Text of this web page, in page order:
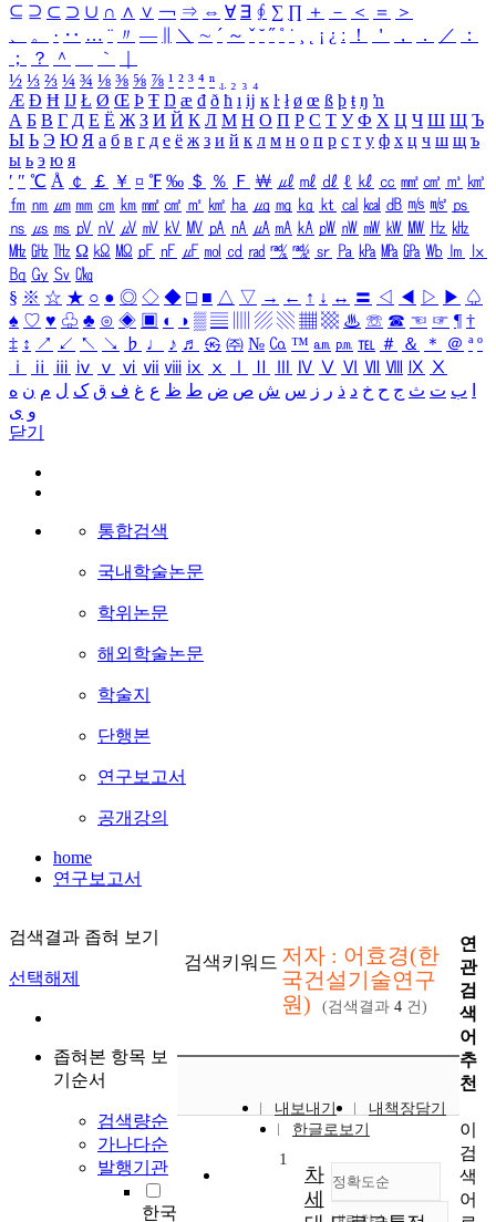
⊆ ⊇ ⊂ ⊃ ∪ ∩ ∧ ∨ ￢ ⇒ ⇔ ∀ ∃ ∮ ∑ ∏ ＋ － ＜ ＝
＞
、
。 · ‥ … ¨ 〃 ― ＼ ∼ ´ ～ ˇ ˘ ˝ ˚ ˙ ¸ ¡ ¿ ː ！ ＇ ， ． ／
：
；
？ ＾ ｀
½ ⅓ ⅔ ¼ ¾ ⅛ ⅜ ⅝ ⅞ ¹ ² ³ ⁴ ⁿ ₁ ₂ ₃ ₄
Æ Ð Ħ Ĳ Ł Ø Œ Þ Ŧ Ŋ æ đ ð ħ ı ĳ ĸ ŀ ł ø œ ß þ ŧ ŋ ŉ
А Б В Г Д Е Ё Ж З И Й К Л М Н О П Р С Т У Ф Х Ц Ч Ш Щ Ъ
Ы Ь Э Ю Я а б в г д е ё ж з и й к л м н о п р с т у ф х ц ч ш щ ъ
ы ь э ю я
′ ″ ℃ Å ￠ ￡ ￥ ¤ ℉ ‰ ＄ ％ Ｆ ￦ ㎕ ㎖ ㎗ ℓ ㎘ ㏄ ㎣ ㎤ ㎥ ㎦
㎙ ㎚ ㎛ ㎜ ㎝ ㎞ ㎟ ㎠ ㎡ ㎢ ㏊ ㎍ ㎎ ㎏ ㏏ ㎈ ㎉ ㏈ ㎧ ㎨ ㎰
㎱ ㎲ ㎳ ㎴ ㎵ ㎶ ㎷ ㎸ ㎹ ㎀ ㎁ ㎂ ㎃ ㎄ ㎺ ㎻ ㎽ ㎾ ㎿ ㎐ ㎑
㎒ ㎓ ㎔ Ω ㏀ ㏁ ㎊ ㎋ ㎌ ㏖ ㏅ ㎭ ㎮ ㎯ ㏛ ㎩ ㎪ ㎫ ㎬ ㏝ ㏐
㏓
㏃ ㏉ ㏜ ㏆
§ ※ ☆ ★ ○ ● ◎ ◇ ◆ □ ■ △ ▽ → ← ↑ ↓ ↔ 〓 ◁ ◀ ▷ ▶ ♤
♠ ♡ ♥ ♧ ♣ ⊙ ◈ ▣ ◐ ◑ ▒ ▤ ▨ ▧ ▦ ▩ ♨ ☏ ☎ ☜ ☞ ¶ †
‡ ↕ ↗ ↙ ↖ ↘ ♭ ♩ ♪ ♬ ㉿ ㈜ № ㏇ ™ ㏂ ㏘ ℡ ＃ ＆ ＊ ＠ ª º
ⅰ
ⅱ ⅲ ⅳ ⅴ ⅵ ⅶ ⅷ ⅸ ⅹ Ⅳ Ⅴ Ⅵ Ⅶ Ⅷ Ⅸ Ⅹ
ب ت ث ج ح خ د ذ ر ز س ش ص ض ط ظ ع غ ف ق ک ل م ن ه
و ی
닫기
통합검색
국내학술논문
학위논문
해외학술논문
학술지
단행본
연구보고서
공개강의
home
연구보고서
검색결과 좁혀 보기
선택해제
좁혀본 항목 보
기순서
검색량순
가나다순
발행기관
한국
검색키워드 저자 : 어효경(한
국건설기술연구
원)
(검색결과 4 건)
내보내기
내책장담기
한글로보기
정확도순
1
차
세
연
관
검
색
어
추
천
이
검
색
어